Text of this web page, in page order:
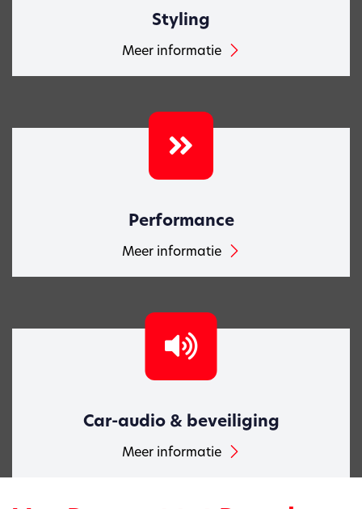
Styling
Meer informatie
Performance
Meer informatie
Car-audio & beveiliging
Meer informatie